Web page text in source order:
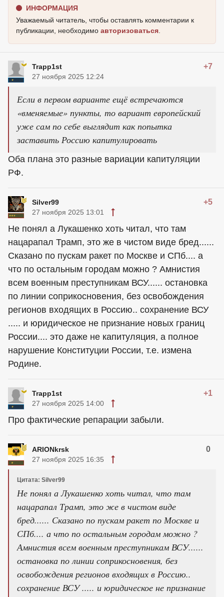
ИНФОРМАЦИЯ
Уважаемый читатель, чтобы оставлять комментарии к
публикации, необходимо авторизоваться.
Trapp1st +7
27 ноября 2025 12:24
Если в первом варианте ещё встречаются
«вменяемые» пункты, то вариант европейский
уже сам по себе выглядит как попытка
заставить Россию капитулировать
Оба плана это разные вариации капитуляции
РФ.
Silver99 +5
27 ноября 2025 13:01
Не понял а Лукашенко хоть читал, что там
нацарапал Трамп, это же в чистом виде бред......
Сказано по пускам ракет по Москве и СПб.... а
что по остальным городам можно ? Амнистия
всем военным преступникам ВСУ...... остановка
по линии соприкосновения, без освобождения
регионов входящих в Россию.. сохранение ВСУ
..... и юридическое не признание новых границ
России.... это даже не капитуляция, а полное
нарушение Конституции России, т.е. измена
Родине.
Trapp1st +1
27 ноября 2025 14:00
Про фактические репарации забыли.
ARIONkrsk 0
27 ноября 2025 16:35
Цитата: Silver99
Не понял а Лукашенко хоть читал, что там
нацарапал Трамп, это же в чистом виде
бред...... Сказано по пускам ракет по Москве и
СПб.... а что по остальным городам можно ?
Амнистия всем военным преступникам ВСУ......
остановка по линии соприкосновения, без
освобождения регионов входящих в Россию..
сохранение ВСУ ..... и юридическое не признание